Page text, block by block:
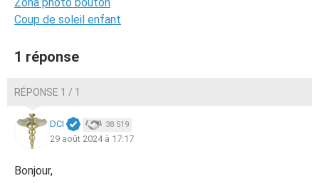
Coup de soleil enfant
1 réponse
RÉPONSE 1 / 1
DCI 38 519
29 août 2024 à 17:17
Bonjour,